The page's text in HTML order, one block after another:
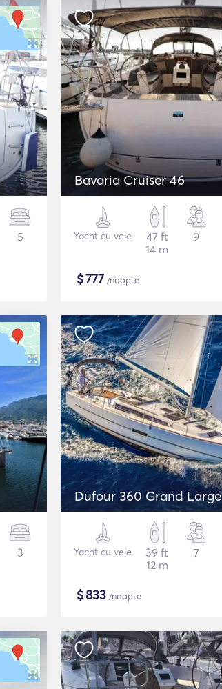
5
Bavaria Cruiser 46
Yacht cu vele
47 ft
14 m
9
$777 /noapte
3
Dufour 360 Grand Large
Yacht cu vele
39 ft
12 m
7
$833 /noapte